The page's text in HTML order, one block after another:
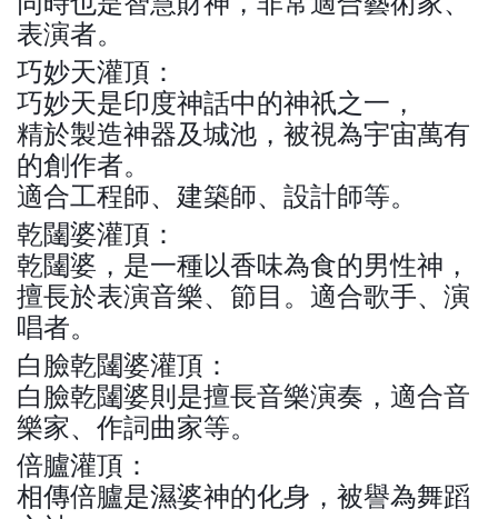
表演者。
巧妙天灌頂：
巧妙天是印度神話中的神祇之一，
精於製造神器及城池，被視為宇宙萬有
的創作者。
適合工程師、建築師、設計師等。
乾闥婆灌頂：
乾闥婆，是一種以香味為食的男性神，
擅長於表演音樂、節目。適合歌手、演
唱者。
白臉乾闥婆灌頂：
白臉乾闥婆則是擅長音樂演奏，適合音
樂家、作詞曲家等。
倍臚灌頂：
相傳倍臚是濕婆神的化身，被譽為舞蹈